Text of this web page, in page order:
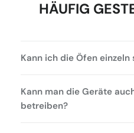
HÄUFIG
Kann ich die Öfen einzeln
Kann man die Geräte
betreiben?